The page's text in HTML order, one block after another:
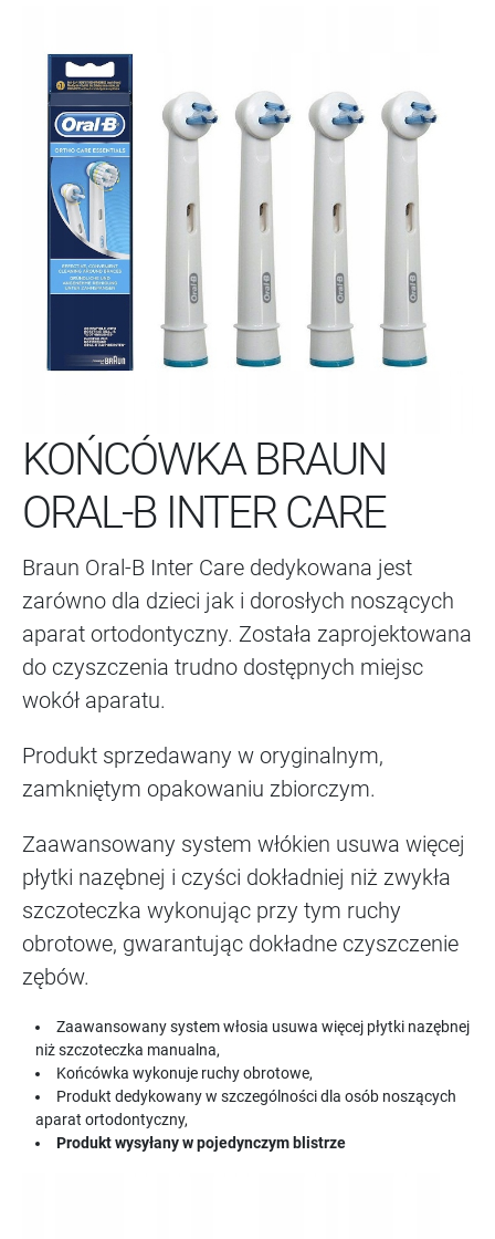
KOŃCÓWKA BRAUN
ORAL-B INTER CARE
Braun Oral-B Inter Care dedykowana jest
zarówno dla dzieci jak i dorosłych noszących
aparat ortodontyczny. Została zaprojektowana
do czyszczenia trudno dostępnych miejsc
wokół aparatu.
Produkt sprzedawany w oryginalnym,
zamkniętym opakowaniu zbiorczym.
Zaawansowany system włókien usuwa więcej
płytki nazębnej i czyści dokładniej niż zwykła
szczoteczka wykonując przy tym ruchy
obrotowe, gwarantując dokładne czyszczenie
zębów.
Zaawansowany system włosia usuwa więcej płytki nazębnej
niż szczoteczka manualna,
Końcówka wykonuje ruchy obrotowe,
Produkt dedykowany w szczególności dla osób noszących
aparat ortodontyczny,
Produkt wysyłany w pojedynczym blistrze